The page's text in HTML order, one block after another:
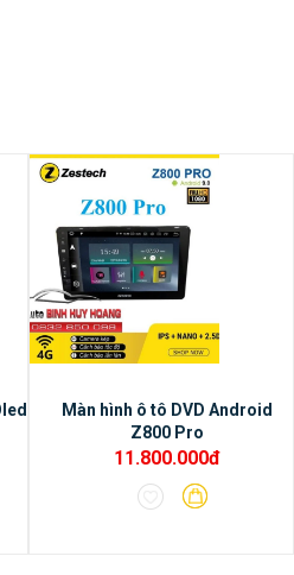
Màn hình ô tô DVD Android
Z800 Pro
11.800.000đ